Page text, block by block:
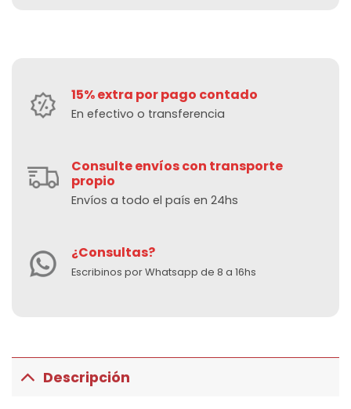
15% extra por pago contado
En efectivo o transferencia
Consulte envíos con transporte
propio
Envíos a todo el país en 24hs
¿Consultas?
Escribinos por Whatsapp de 8 a 16hs
Descripción